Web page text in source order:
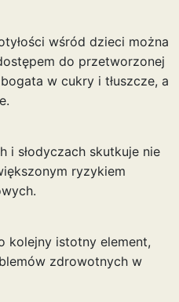
wśród dzieci można
do przetworzonej
w cukry i tłuszcze, a
i słodyczach skutkuje nie
ryzykiem
kolejny istotny element,
zdrowotnych w